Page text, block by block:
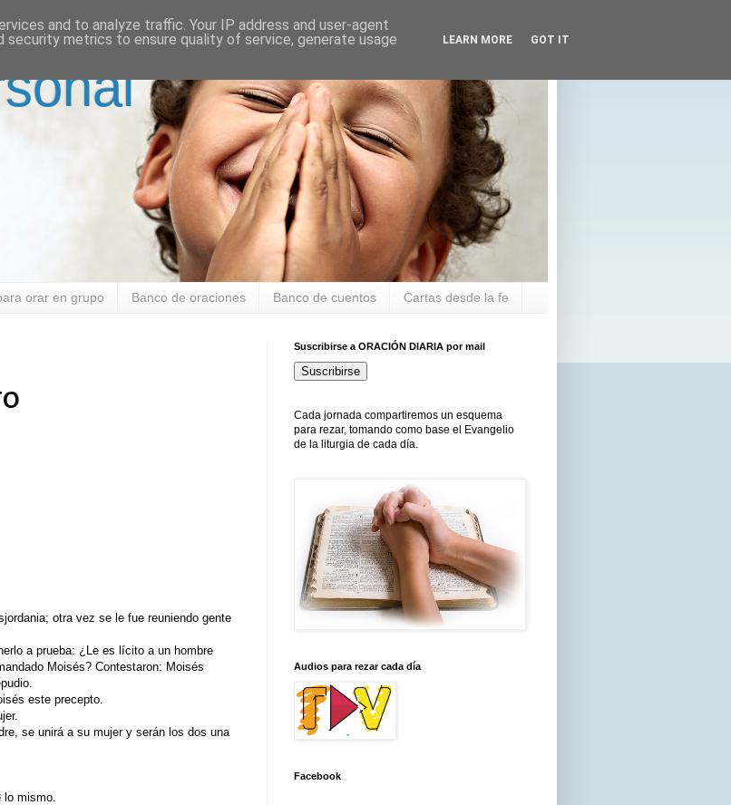
orar en grupo Banco de oraciones Banco de cuentos Cartas desde la fe
otra vez se le fue reuniendo gente
a prueba: ¿Le es lícito a un hombre
Moisés? Contestaron: Moisés
este precepto.
se unirá a su mujer y serán los dos una
mismo.
Suscribirse a ORACIÓN DIARIA por mail
Suscribirse
Cada jornada compartiremos un esquema
para rezar, tomando como base el Evangelio
de la liturgia de cada día.
Audios para rezar cada día
Facebook
and to analyze traffic. Your IP address and user-agent
security metrics to ensure quality of service, generate usage
LEARN MORE GOT IT